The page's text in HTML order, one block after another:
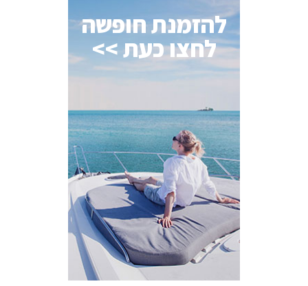
להזמנת חופשה
לחצו כעת >>
AI Assistant
איך אפשר לעזור?
בחר אחת מהאפשרויות.